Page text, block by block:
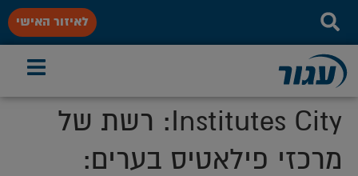
לאיזור האישי
Institutes City:
רשת של
מרכזי פילאטיס בערים: